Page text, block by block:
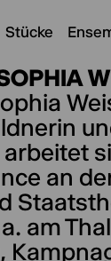
Stücke
an
am